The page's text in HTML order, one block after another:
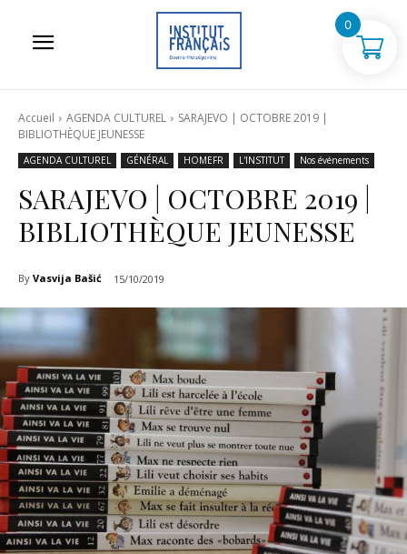
Accueil AGENDA CULTUREL
SARAJEVO | OCTOBRE 2019 |
BIBLIOTHÈQUE JEUNESSE
AGENDA CULTUREL GÉNÉRAL HOMEFR L'INSTITUT Nos événements
SARAJEVO | OCTOBRE 2019 |
BIBLIOTHÈQUE JEUNESSE
By Vasvija Bašić 15/10/2019
0